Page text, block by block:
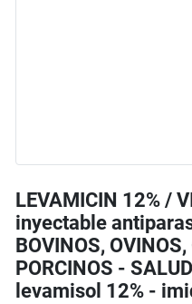
LEVAMICIN 12% /
inyectable
BOVINOS,
PORCINOS -
levamisol 12% -